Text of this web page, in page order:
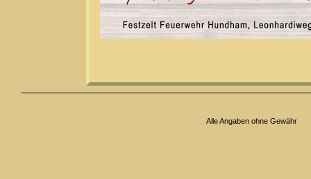
Alle Angaben ohne Gewähr